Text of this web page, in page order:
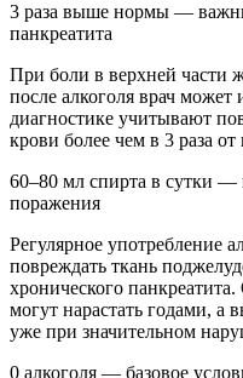
3 раза выше нормы —
панкреатита
При боли в верхней части
после алкоголя врач
диагностике учитывают
крови более чем в 3 раза
60–80 мл спирта в сутки —
поражения
Регулярное употребление
повреждать ткань
хронического
могут нарастать годами,
уже при значительном
0 алкоголя — базовое